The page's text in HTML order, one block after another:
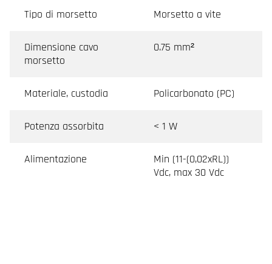
Tipo di morsetto Morsetto a vite
Dimensione cavo
morsetto
0.75 mm²
Materiale, custodia Policarbonato (PC)
Potenza assorbita < 1 W
Alimentazione
Min (11-(0,02xRL))
Vdc, max 30 Vdc